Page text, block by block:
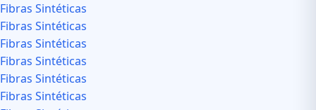
Fibras Sintéticas
Fibras Sintéticas
Fibras Sintéticas
Fibras Sintéticas
Fibras Sintéticas
Fibras Sintéticas